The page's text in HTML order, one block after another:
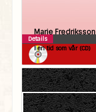
Marie Fredriksson
I en tid som vår (CD)
Details